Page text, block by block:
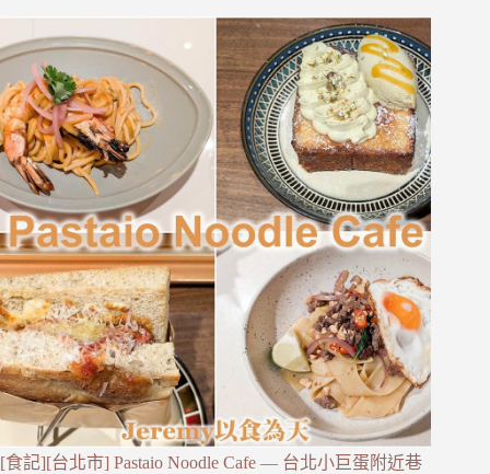
[食記][台北市] Pastaio Noodle Cafe — 台北小巨蛋附近巷